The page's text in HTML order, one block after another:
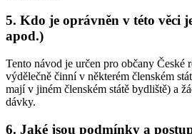
5. Kdo je oprávněn v této věci
apod.)
Tento návod je určen pro občany České
výdělečně činní v některém členském
mají v jiném členském státě bydliště) a
dávky.
6. Jaké jsou podmínky a